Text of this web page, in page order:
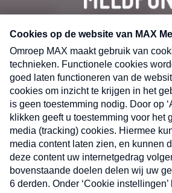
CONTACT
Volg ons op
Nieuwsbrief